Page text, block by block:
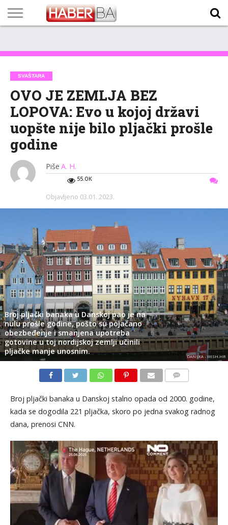
TECH
PROGRAM
PROGNOZA
PUTEVIMA
LISTA
NAMA
SVAŠTARA
OVO JE ZEMLJA BEZ
LOPOVA: Evo u kojoj državi
uopšte nije bilo pljački prošle
godine
Piše A. H.
55.0K
Objavljeno 03.01. 2023.
Broj pljački banaka u Danskoj pao je na
nulu prošle godine, pošto su pojačano
obezbeđenje i smanjena upotreba
gotovine u toj nordijskoj zemlji učinili
pljačke manje unosnim.
DANSKA - WISH.HR
Broj pljački banaka u Danskoj stalno opada od 2000. godine,
kada se dogodila 221 pljačka, skoro po jedna svakog radnog
dana, prenosi CNN.